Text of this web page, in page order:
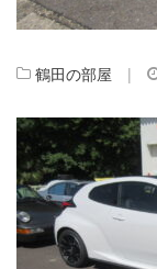
鶴田の部屋 |